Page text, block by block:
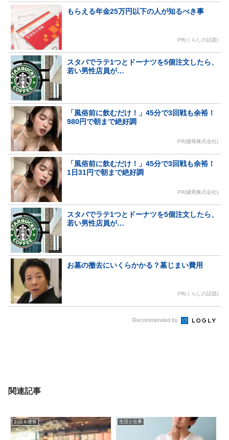
もらえる年金25万円以下の人が知るべき事
PR(くらしの話題)
スタバでラテ1つとドーナツを5個注文したら、
若い男性店員が…
「風俗前に飲むだけ！」45分で3回戦も余裕！
980円で朝まで絶好調
PR(健商株式会社)
「風俗前に飲むだけ！」45分で3回戦も余裕！
1日31円で朝まで絶好調
PR(健商株式会社)
スタバでラテ1つとドーナツを5個注文したら、
若い男性店員が…
お墓の撤去にいくらかかる？墓じまい費用
PR(くらしの話題)
Recommended by
関連記事
お店＆接客 生活と仕事